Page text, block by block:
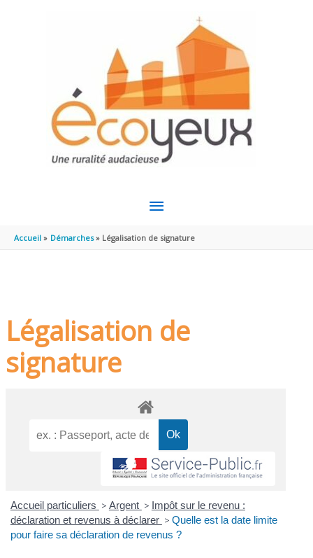
MENU
PRINCIPAL
Accueil Démarches Légalisation de signature
Légalisation de
signature
Accueil particuliers > Argent > Impôt sur le revenu :
déclaration et revenus à déclarer > Quelle est la date limite
pour faire sa déclaration de revenus ?